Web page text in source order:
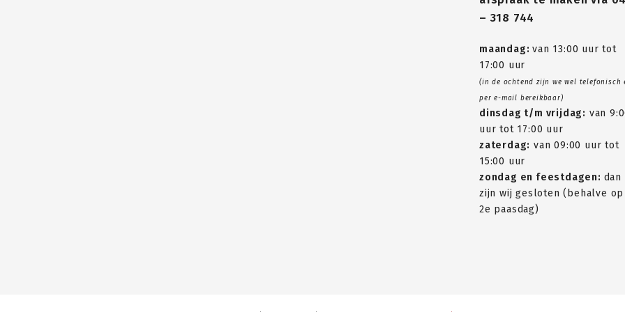
– 318 744
maandag:van 13:00 uur tot
17:00 uur
(in de ochtend zijn we wel telefonisch
per e-mail bereikbaar)
dinsdag t/m vrijdag: van
uur tot 17:00 uur
zaterdag: van 09:00 uur tot
15:00 uur
zondag en feestdagen: dan
zijn wij gesloten (behalve op
2e paasdag)